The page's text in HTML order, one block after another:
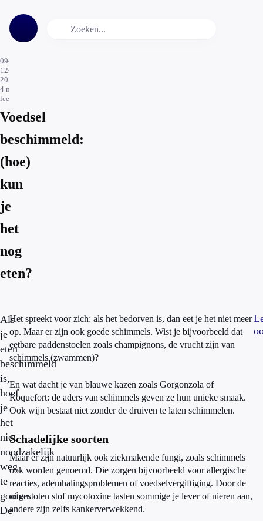
09-
12-
2020
4 min.
leestijd
Voedsel
beschimmeld:
(hoe)
kun
je
het
nog
eten?
Als
je
eten
beschimmeld
is,
hoef
je
het
niet
noodzakelijk
weg
te
gooien.
De
Het spreekt voor zich: als het bedorven is, dan eet je het niet meer
op. Maar er zijn ook goede schimmels. Wist je bijvoorbeeld dat
eetbare paddenstoelen zoals champignons, de vrucht zijn van
schimmels (zwammen)?
En wat dacht je van blauwe kazen zoals Gorgonzola of
Roquefort: de aders van schimmels geven ze hun unieke smaak.
Ook wijn bestaat niet zonder de druiven te laten schimmelen.
Schadelijke soorten
Maar er zijn natuurlijk ook ziekmakende fungi, zoals schimmels
ook worden genoemd. Die zorgen bijvoorbeeld voor allergische
reacties, ademhalingsproblemen of voedselvergiftiging. Door de
uitgestoten stof mycotoxine tasten sommige je lever of nieren aan,
andere zijn zelfs kankerverwekkend.